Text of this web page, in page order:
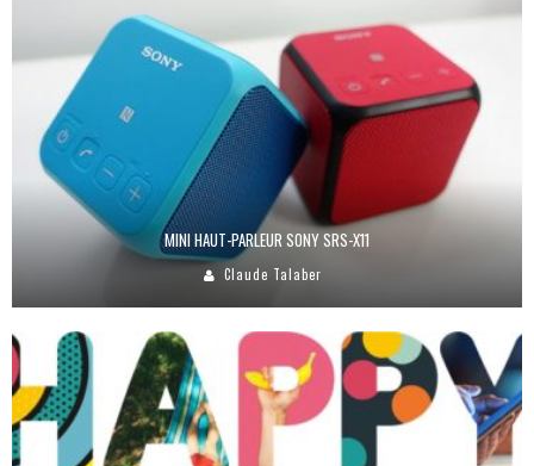
MINI HAUT-PARLEUR SONY SRS-X11
Claude Talaber